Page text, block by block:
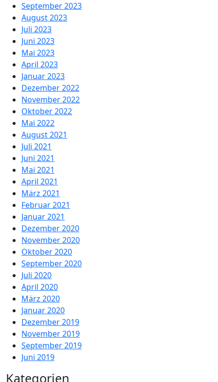
September 2023
August 2023
Juli 2023
Juni 2023
Mai 2023
April 2023
Januar 2023
Dezember 2022
November 2022
Oktober 2022
Mai 2022
August 2021
Juli 2021
Juni 2021
Mai 2021
April 2021
März 2021
Februar 2021
Januar 2021
Dezember 2020
November 2020
Oktober 2020
September 2020
Juli 2020
April 2020
März 2020
Januar 2020
Dezember 2019
November 2019
September 2019
Juni 2019
Kategorien